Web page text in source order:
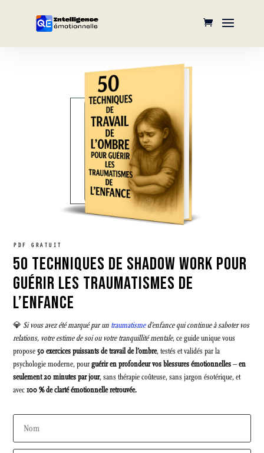
PDF GRATUIT
50 TECHNIQUES DE SHADOW WORK POUR
GUÉRIR LES TRAUMATISMES DE
L’ENFANCE
💎 Si vous avez été marqué par un traumatismed’enfance qui continue à saboter vos
relations, votre estime de soi ou votre tranquillité mentale, ce guide unique vous
propose50 exercices puissants de travail de l’ombre, testés et validés par la
psychologie moderne, pourguérir en profondeur vos blessures émotionnelles–en
seulement 20 minutes par jour, sans thérapie coûteuse, sans jargon ésotérique, et
avec100 % de clarté émotionnelle retrouvée.